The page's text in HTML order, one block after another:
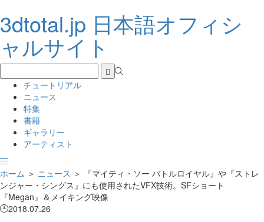
3dtotal.jp 日本語オフィシ
ャルサイト
チュートリアル
ニュース
特集
書籍
ギャラリー
アーティスト
ホーム ＞ ニュース ＞
『マイティ・ソー バトルロイヤル』や『ストレ
ンジャー・シングス』にも使用されたVFX技術。SFショート
『Megan』＆メイキング映像
2018.07.26